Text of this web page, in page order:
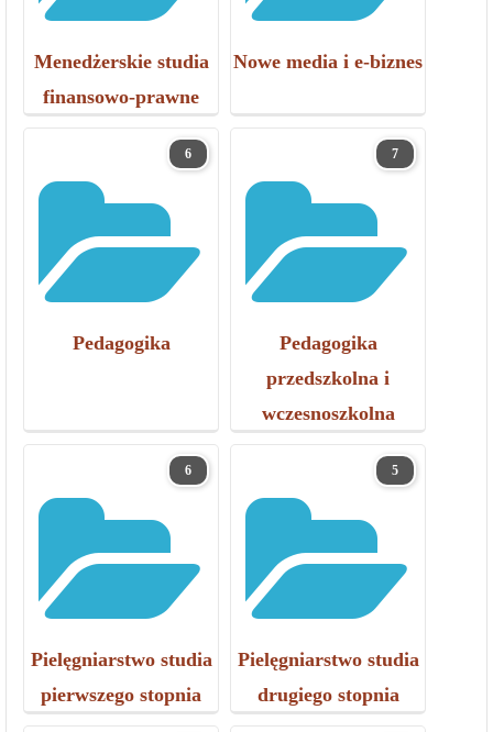
Menedżerskie studia
finansowo-prawne
Nowe media i e-biznes
6
Pedagogika
7
Pedagogika
przedszkolna i
wczesnoszkolna
6
Pielęgniarstwo studia
pierwszego stopnia
5
Pielęgniarstwo studia
drugiego stopnia